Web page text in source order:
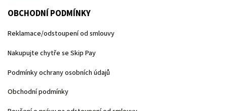
OBCHODNÍ PODMÍNKY
Reklamace/odstoupení od smlouvy
Nakupujte chytře se Skip Pay
Podmínky ochrany osobních údajů
Obchodní podmínky